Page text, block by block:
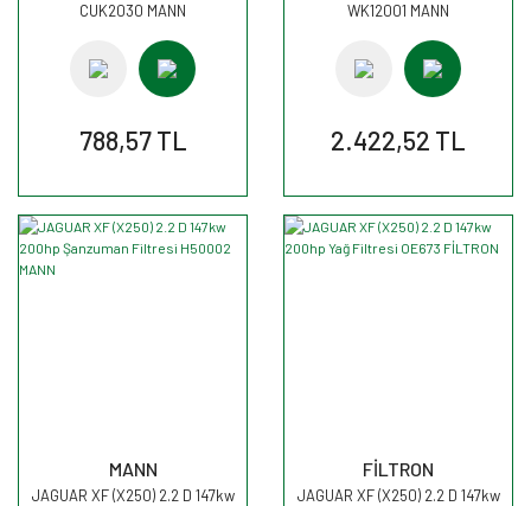
CUK2030 MANN
788,57 TL
WK12001 MANN
2.422,52 TL
MANN
JAGUAR XF (X250) 2.2 D 147kw
FİLTRON
JAGUAR XF (X250) 2.2 D 147kw